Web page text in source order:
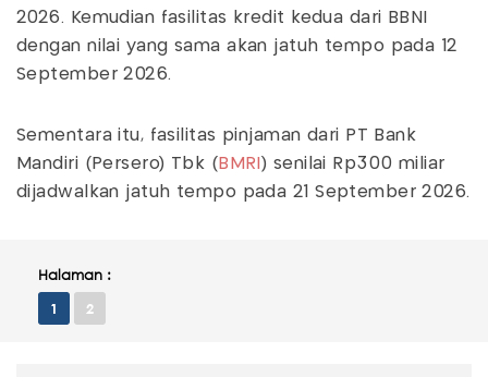
2026. Kemudian fasilitas kredit kedua dari BBNI
dengan nilai yang sama akan jatuh tempo pada 12
September 2026.
Sementara itu, fasilitas pinjaman dari PT Bank
Mandiri (Persero) Tbk ( BMRI ) senilai Rp300 miliar
dijadwalkan jatuh tempo pada 21 September 2026.
Halaman :
1 2